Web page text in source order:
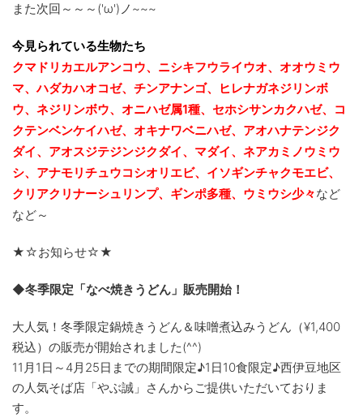
また次回～～～('ω')ノ~~~
今見られている生物たち
クマドリカエルアンコウ、ニシキフウライウオ、オオウミウ
マ、ハダカハオコゼ、チンアナンゴ、ヒレナガネジリンボ
ウ、ネジリンボウ、オニハゼ属1種、セホシサンカクハゼ、コ
クテンベンケイハゼ、オキナワベニハゼ、 アオハナテンジク
ダイ、アオスジテジンジクダイ、マダイ、ネアカミノウミウ
シ、アナモリチュウコシオリエビ、 イソギンチャクモエビ、
クリアクリナーシュリンプ、ギンポ多種、 ウミウシ少々など
など～
★☆お知らせ☆★
◆冬季限定「なべ焼きうどん」販売開始！
大人気！冬季限定鍋焼きうどん＆味噌煮込みうどん（¥1,400
税込）の販売が開始されました(^^)
11月1日～4月25日までの期間限定♪1日10食限定♪西伊豆地区
の人気そば店「やぶ誠」さんからご提供いただいておりま
す。